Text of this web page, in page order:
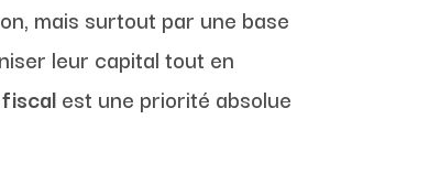
mais surtout par une base
leur capital tout en
est une priorité absolue